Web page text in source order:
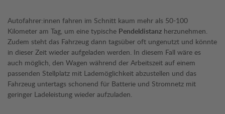
Autofahrer:innen fahren im Schnitt kaum mehr als 50-100
Kilometer am Tag, um eine typische Pendeldistanz herzunehmen.
Zudem steht das Fahrzeug dann tagsüber oft ungenutzt und könnte
in dieser Zeit wieder aufgeladen werden. In diesem Fall wäre es
auch möglich, den Wagen während der Arbeitszeit auf einem
passenden Stellplatz mit Lademöglichkeit abzustellen und das
Fahrzeug untertags schonend für Batterie und Stromnetz mit
geringer Ladeleistung wieder aufzuladen.